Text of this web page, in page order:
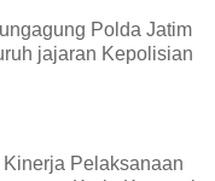
Polda Jatim
jajaran Kepolisian
Pelaksanaan